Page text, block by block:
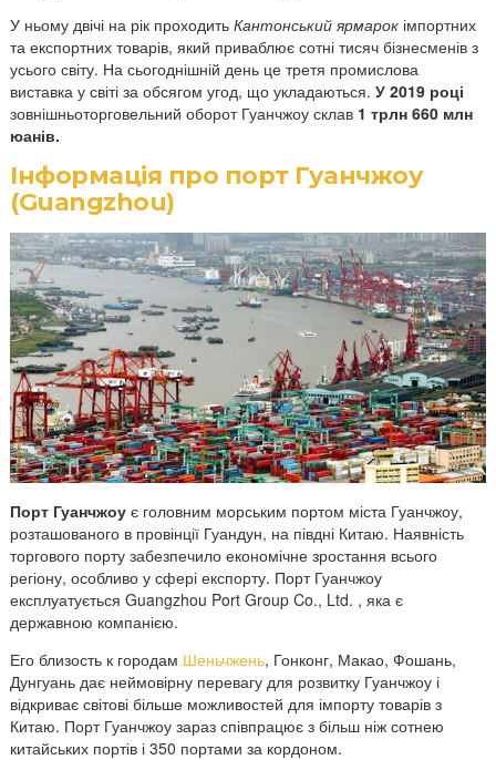
у
а
н
ч
ж
о
у
У ньому двічі на рік проходитьКантонський ярмарок імпортних
та експортних товарів, який приваблює сотні тисяч бізнесменів з
усього світу. На сьогоднішній день це третя промислова
виставка у світі за обсягом угод, що укладаються.У 2019 році
зовнішньоторговельний оборот Гуанчжоу склав 1 трлн 660 млн
юанів.
Інформація про порт Гуанчжоу
(Guangzhou)
Порт Гуанчжоу є головним морським портом міста Гуанчжоу,
розташованого в провінції Гуандун, на півдні Китаю. Наявність
торгового порту забезпечило економічне зростання всього
регіону, особливо у сфері експорту. Порт Гуанчжоу
експлуатується Guangzhou Port Group Co., Ltd. , яка є
державною компанією.
Его близость к городам Шеньчжень, Гонконг, Макао, Фошань,
Дунгуань дає неймовірну перевагу для розвитку Гуанчжоу і
відкриває світові більше можливостей для імпорту товарів з
Китаю. Порт Гуанчжоу зараз співпрацює з більш ніж сотнею
китайських портів і 350 портами за кордоном.